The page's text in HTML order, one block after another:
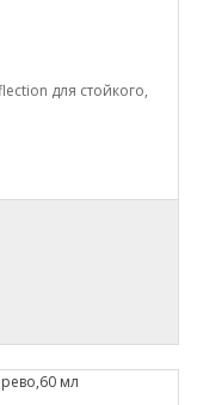
для стойкого,